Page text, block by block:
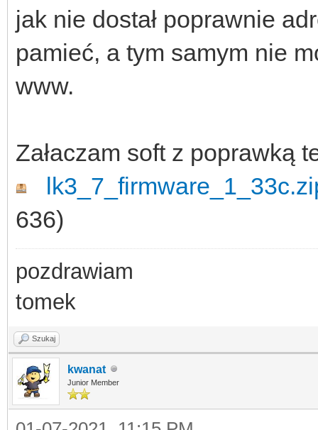
jak nie dostał poprawnie
pamieć, a tym samym nie
www.
Załaczam soft z poprawką
636)
pozdrawiam
tomek
Szukaj
kwanat
Junior Member